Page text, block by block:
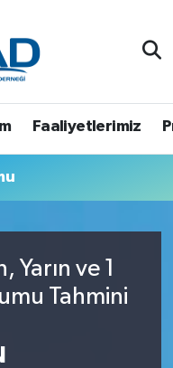
Faaliyetlerimiz
ve 1
Tahmini